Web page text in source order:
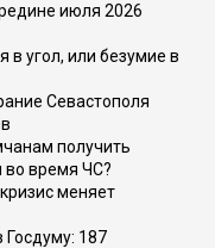
июля 2026
в угол, или безумие в
Севастополя
получить
во время ЧС?
меняет
Госдуму: 187